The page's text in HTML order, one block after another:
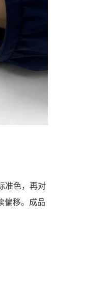
准色，再对
偏移。成品